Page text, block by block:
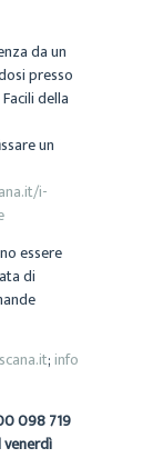
da un
presso
della
un
i-
essere
di
;info
098 719